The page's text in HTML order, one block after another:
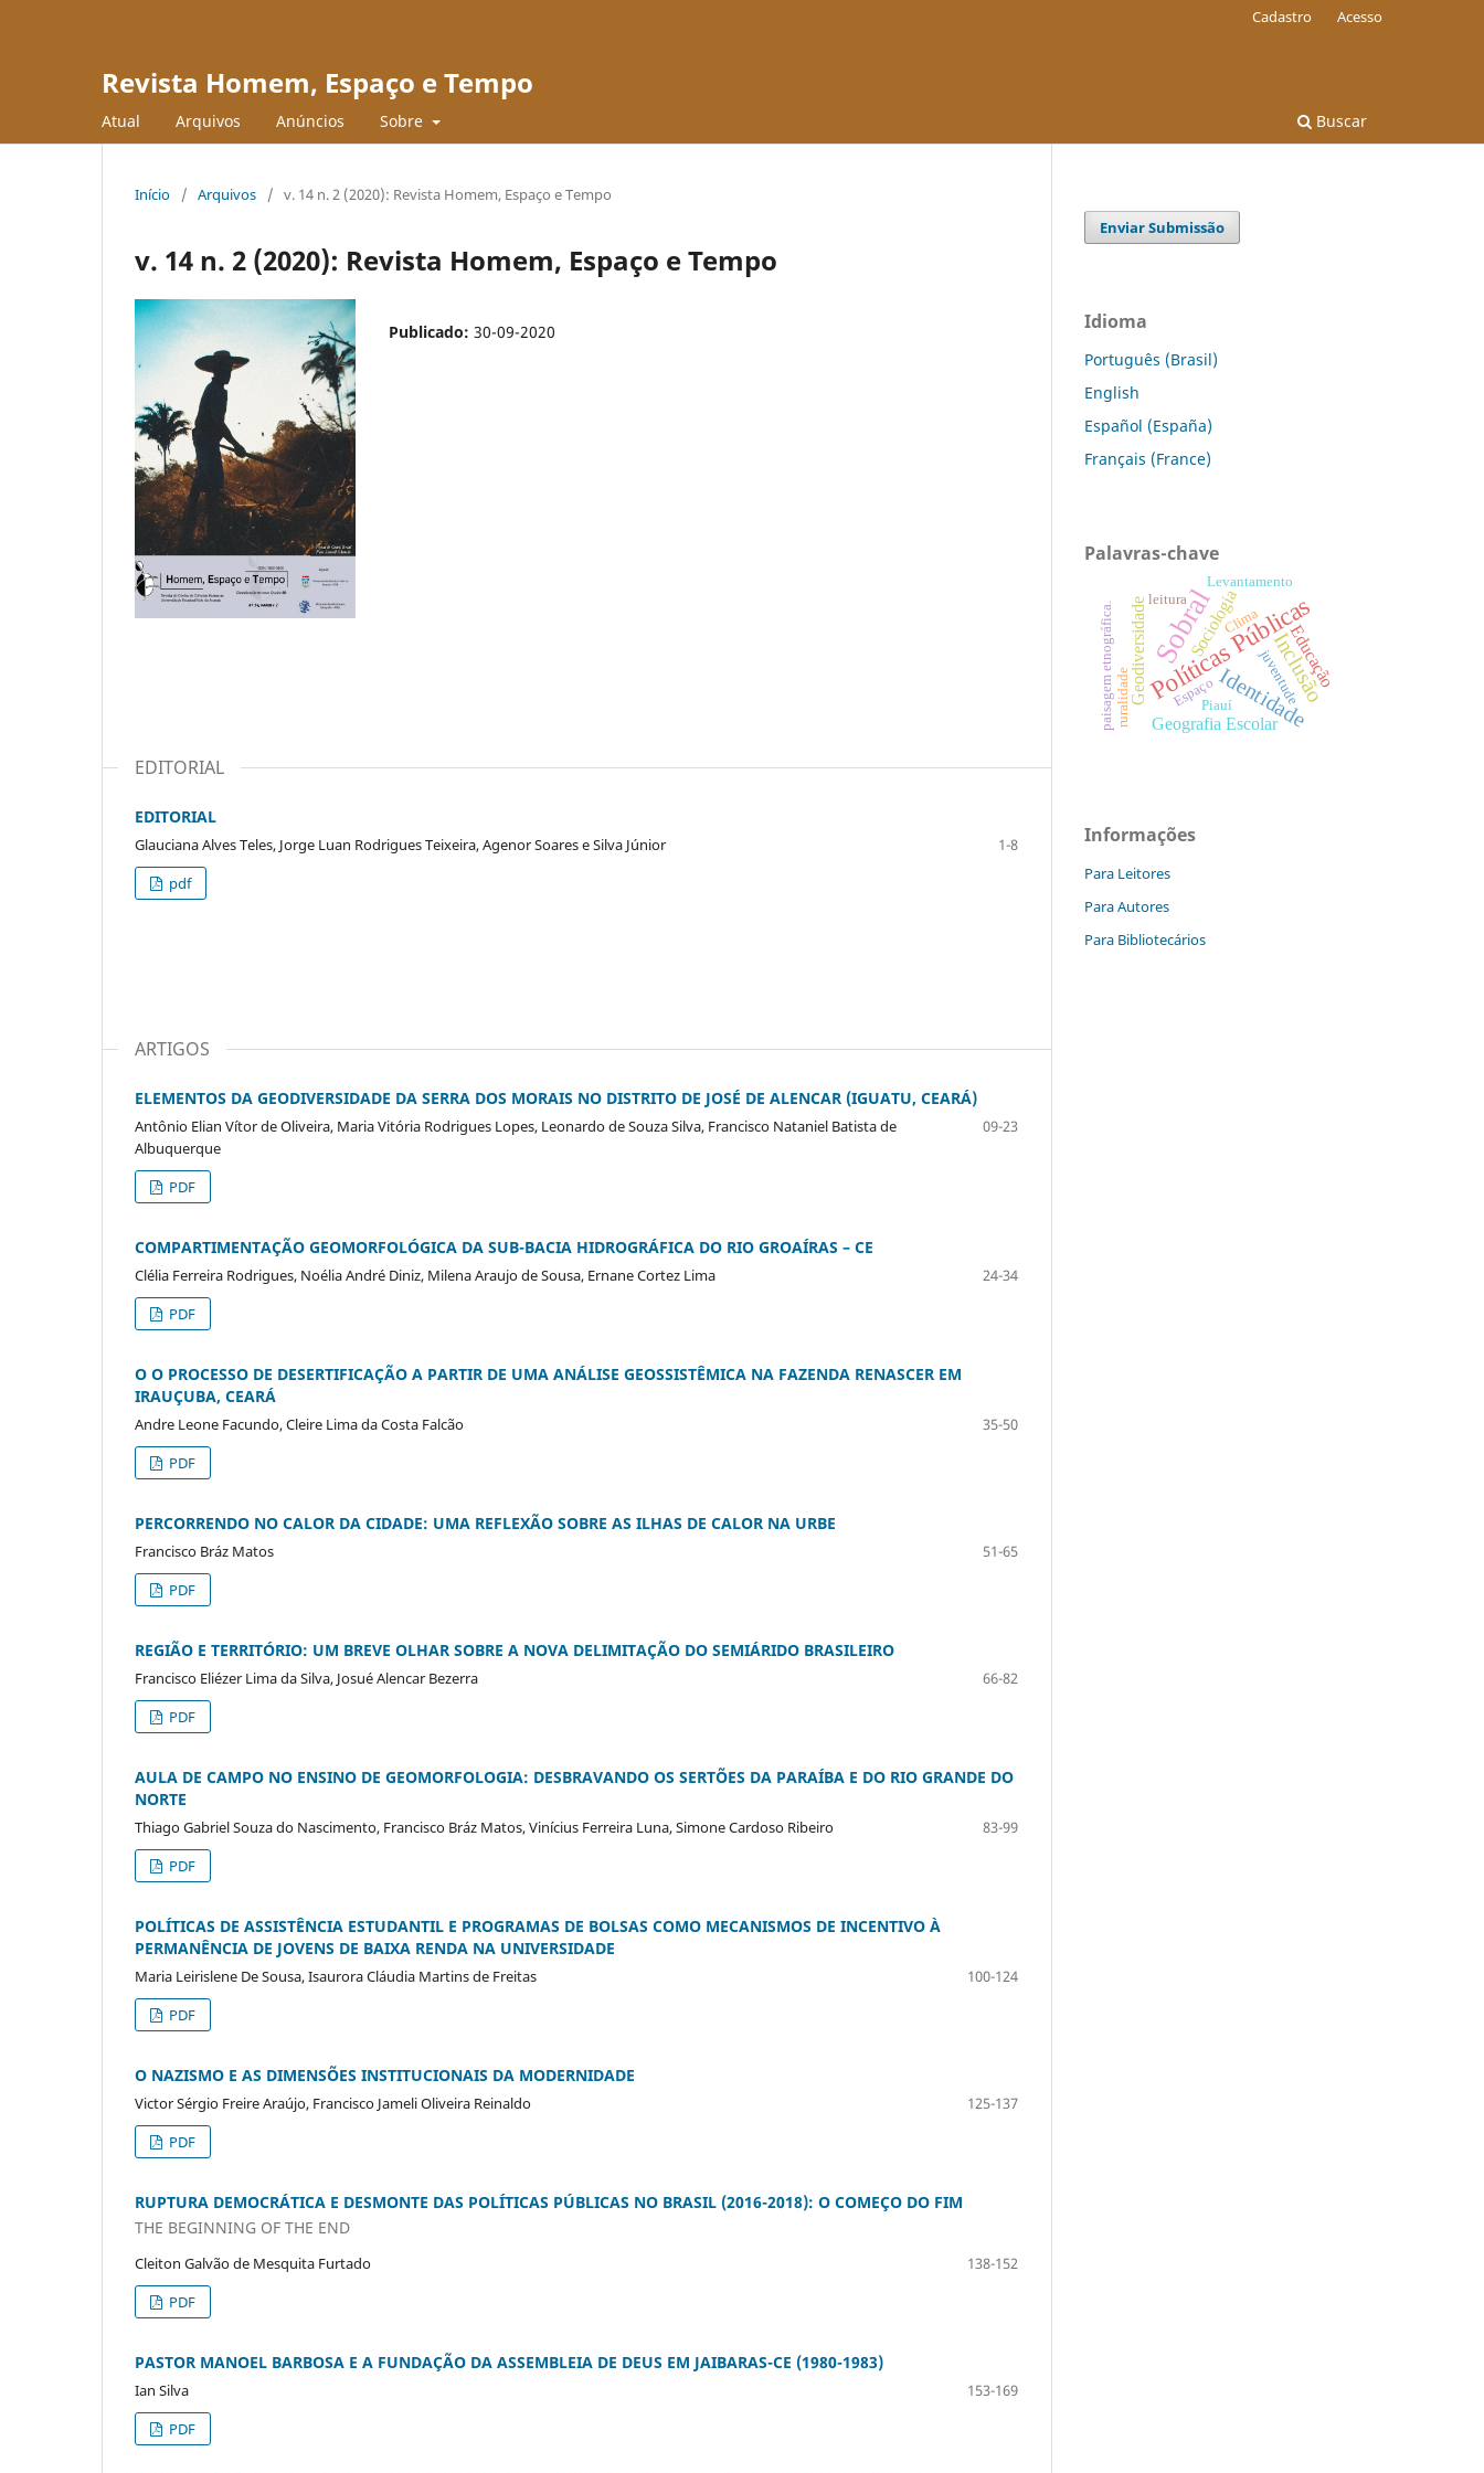
Revista Homem, Espaço e Tempo
Atual Arquivos Anúncios Sobre Buscar
Cadastro Acesso
Início / Arquivos / v. 14 n. 2 (2020): Revista Homem, Espaço e Tempo
v. 14 n. 2 (2020): Revista Homem, Espaço e Tempo
Publicado: 30-09-2020
EDITORIAL
EDITORIAL
Glauciana Alves Teles, Jorge Luan Rodrigues Teixeira, Agenor Soares e Silva Júnior
1-8
pdf
ARTIGOS
ELEMENTOS DA GEODIVERSIDADE DA SERRA DOS MORAIS NO DISTRITO DE JOSÉ DE ALENCAR (IGUATU, CEARÁ)
Antônio Elian Vítor de Oliveira, Maria Vitória Rodrigues Lopes, Leonardo de Souza Silva, Francisco Nataniel Batista de
Albuquerque
09-23
PDF
COMPARTIMENTAÇÃO GEOMORFOLÓGICA DA SUB-BACIA HIDROGRÁFICA DO RIO GROAÍRAS – CE
Clélia Ferreira Rodrigues, Noélia André Diniz, Milena Araujo de Sousa, Ernane Cortez Lima
24-34
PDF
O O PROCESSO DE DESERTIFICAÇÃO A PARTIR DE UMA ANÁLISE GEOSSISTÊMICA NA FAZENDA RENASCER EM
IRAUÇUBA, CEARÁ
Andre Leone Facundo, Cleire Lima da Costa Falcão
35-50
PDF
PERCORRENDO NO CALOR DA CIDADE: UMA REFLEXÃO SOBRE AS ILHAS DE CALOR NA URBE
Francisco Bráz Matos
51-65
PDF
REGIÃO E TERRITÓRIO: UM BREVE OLHAR SOBRE A NOVA DELIMITAÇÃO DO SEMIÁRIDO BRASILEIRO
Francisco Eliézer Lima da Silva, Josué Alencar Bezerra
66-82
PDF
AULA DE CAMPO NO ENSINO DE GEOMORFOLOGIA: DESBRAVANDO OS SERTÕES DA PARAÍBA E DO RIO GRANDE DO
NORTE
Thiago Gabriel Souza do Nascimento, Francisco Bráz Matos, Vinícius Ferreira Luna, Simone Cardoso Ribeiro
83-99
PDF
POLÍTICAS DE ASSISTÊNCIA ESTUDANTIL E PROGRAMAS DE BOLSAS COMO MECANISMOS DE INCENTIVO À
PERMANÊNCIA DE JOVENS DE BAIXA RENDA NA UNIVERSIDADE
Maria Leirislene De Sousa, Isaurora Cláudia Martins de Freitas
100-124
PDF
O NAZISMO E AS DIMENSÕES INSTITUCIONAIS DA MODERNIDADE
Victor Sérgio Freire Araújo, Francisco Jameli Oliveira Reinaldo
125-137
PDF
RUPTURA DEMOCRÁTICA E DESMONTE DAS POLÍTICAS PÚBLICAS NO BRASIL (2016-2018): O COMEÇO DO FIM
THE BEGINNING OF THE END
Cleiton Galvão de Mesquita Furtado
138-152
PDF
PASTOR MANOEL BARBOSA E A FUNDAÇÃO DA ASSEMBLEIA DE DEUS EM JAIBARAS-CE (1980-1983)
Ian Silva
153-169
PDF
Enviar Submissão
Idioma
Português (Brasil)
English
Español (España)
Français (France)
Palavras-chave
Sobral
Políticas Públicas
Inclusão
Identidade
Educação
Geodiversidade
Geografia Escolar
Sociologia
juventude
Espaço
ruralidade
leitura
paisagem etnográfica. Piauí
Levantamento
Clima
Informações
Para Leitores
Para Autores
Para Bibliotecários